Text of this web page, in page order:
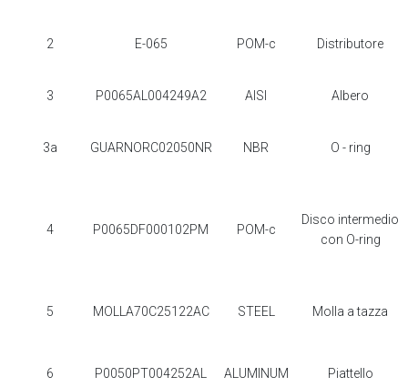
2 E-065 POM-c Distributore
3 P0065AL004249A2 AISI Albero
3a GUARNORC02050NR NBR O - ring
4 P0065DF000102PM POM-c
Disco intermedio
con O-ring
5 MOLLA70C25122AC STEEL Molla a tazza
6 P0050PT004252AL ALUMINUM Piattello